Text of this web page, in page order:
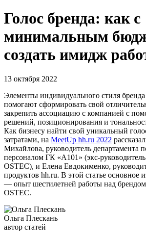
Голос бренда: как с
минимальным
создать имидж
13 октября 2022
Элементы индивидуального стиля бренда
помогают сформировать свой
закрепить ассоциацию с компанией с
решений, позиционирования и
Как бизнесу найти свой уникальный
затратами, на MeetUp hh.ru 2022
Михайлова, руководитель департамента
персоналом ГК «А101» (экс-руководитель
OSTEC), и Елена Евдокименко,
продуктов hh.ru. В этой статье основное
— опыт шестилетней работы над брендом
OSTEC.
Ольга Плескань
автор статей